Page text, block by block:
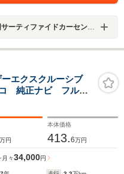
ティファイドカーセンター
エクスクルーシブ
純正ナビ フルセ
正AW19インチ
万円
本体価格
413.6万円
月々34,000円